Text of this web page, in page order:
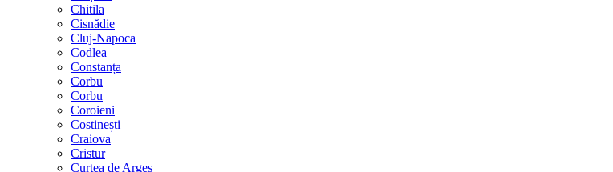
Chitila
Cisnădie
Cluj-Napoca
Codlea
Constanța
Corbu
Corbu
Coroieni
Costinești
Craiova
Cristur
Curtea de Argeș